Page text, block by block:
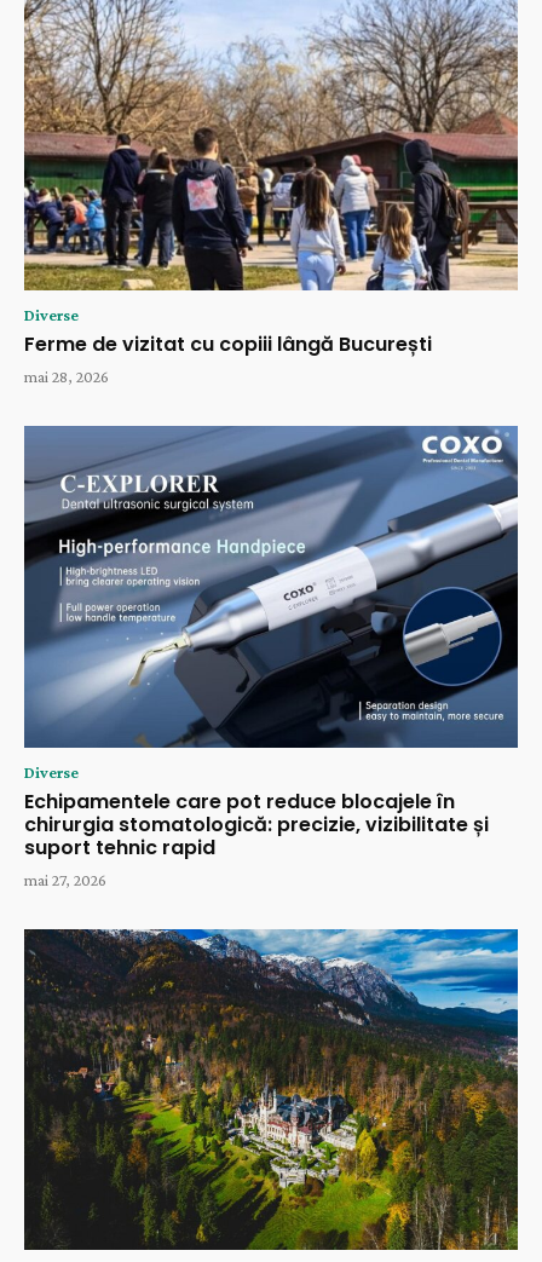
Diverse
Ferme de vizitat cu copiii lângă București
mai 28, 2026
Diverse
Echipamentele care pot reduce blocajele în
chirurgia stomatologică: precizie, vizibilitate și
suport tehnic rapid
mai 27, 2026